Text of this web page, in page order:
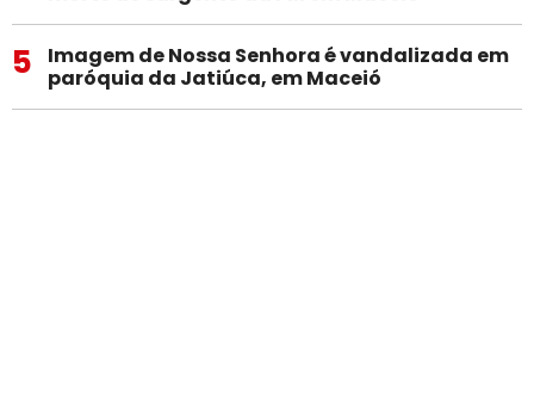
5
Imagem de Nossa Senhora é vandalizada em
paróquia da Jatiúca, em Maceió